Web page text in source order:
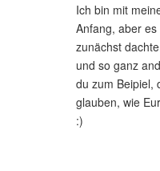
Ich bin mit
Anfang, aber
zunächst
und so ganz
du zum Beipiel,
glauben, wie
:)